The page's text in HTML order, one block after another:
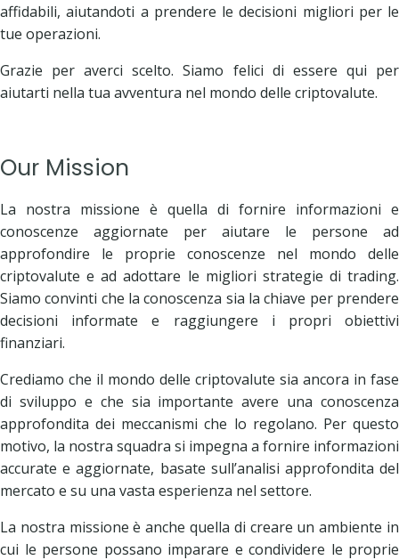
affidabili, aiutandoti a prendere le decisioni migliori per le
tue operazioni.
Grazie per averci scelto. Siamo felici di essere qui per
aiutarti nella tua avventura nel mondo delle criptovalute.
Our Mission
La nostra missione è quella di fornire informazioni e
conoscenze aggiornate per aiutare le persone ad
approfondire le proprie conoscenze nel mondo delle
criptovalute e ad adottare le migliori strategie di trading.
Siamo convinti che la conoscenza sia la chiave per prendere
decisioni informate e raggiungere i propri obiettivi
finanziari.
Crediamo che il mondo delle criptovalute sia ancora in fase
di sviluppo e che sia importante avere una conoscenza
approfondita dei meccanismi che lo regolano. Per questo
motivo, la nostra squadra si impegna a fornire informazioni
accurate e aggiornate, basate sull’analisi approfondita del
mercato e su una vasta esperienza nel settore.
La nostra missione è anche quella di creare un ambiente in
cui le persone possano imparare e condividere le proprie